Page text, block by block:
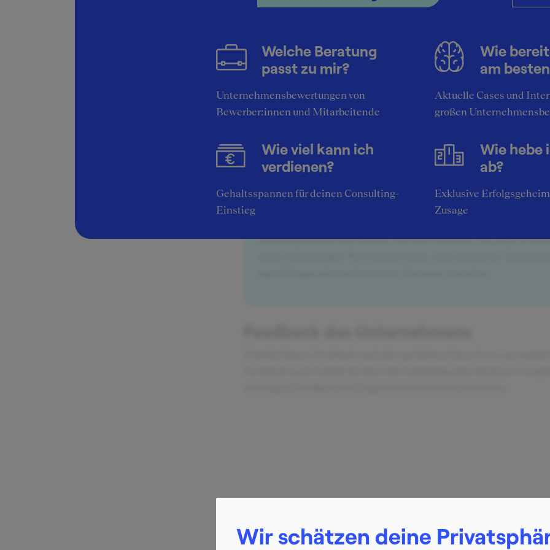
Interviews
Frage nach Beschreibung des beruflichen Werdegangs Frage nach
bisherigen Projekterfahrungen Fragen im Rahmen des Business
Welche Berührungspunkte hatten Sie bislang zu Sustainable
Arbeitgeber?
Exklusive Insider-Tipps für die SQUEAKER-
Community
Zusammenarbeit der Berater mit den Partnern. Du solltest
Welche Beratung
passt zu mir?
Unternehmensbewertungen von
Bewerber:innen und Mitarbeitende
Wie
am
Aktuelle Cases und
großen
Wie viel kann ich
verdienen?
Gehaltsspannen für deinen Consulting-
Einstieg
Wie hebe
ab?
Exklusive
Zusage
Wir schätzen deine